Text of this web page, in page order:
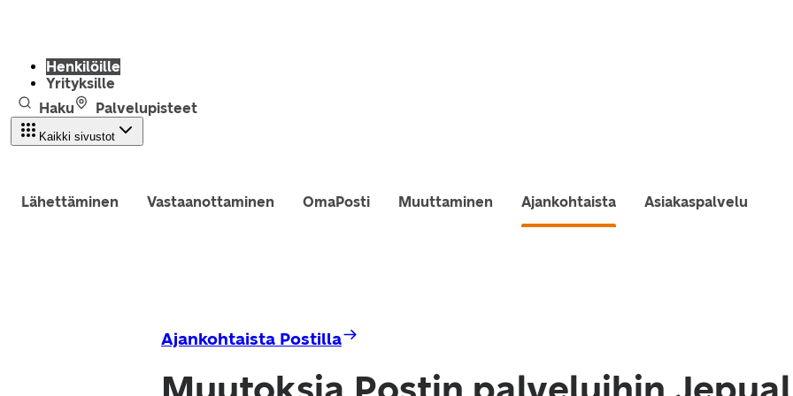
Henkilöille
Yrityksille
Haku
Palvelupisteet
Kaikki sivustot
Lähettäminen Vastaanottaminen OmaPosti Muuttaminen Ajankohtaista Asiakaspalvelu
Ajankohtaista Postilla